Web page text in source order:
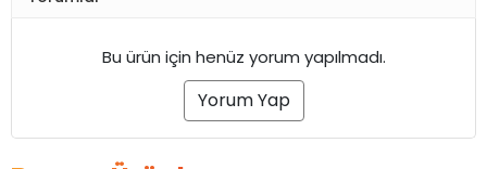
Bu ürün için henüz yorum yapılmadı.
Yorum Yap